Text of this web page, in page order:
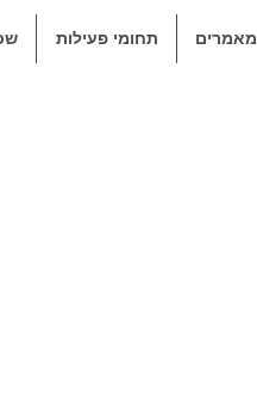
תחומי פעילות מאמרים